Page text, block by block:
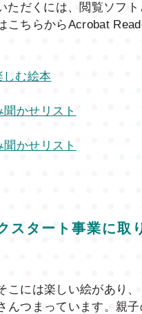
だくには、閲覧ソフト
こちらからAcrobat
む絵本
かせリスト
かせリスト
スタート事業に取
こには楽しい絵があり
んつまっています。親